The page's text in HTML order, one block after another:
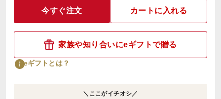
今すぐ注文 カートに入れる
家族や知り合いにeギフトで贈る
eギフトとは？
＼ここがイチオシ／